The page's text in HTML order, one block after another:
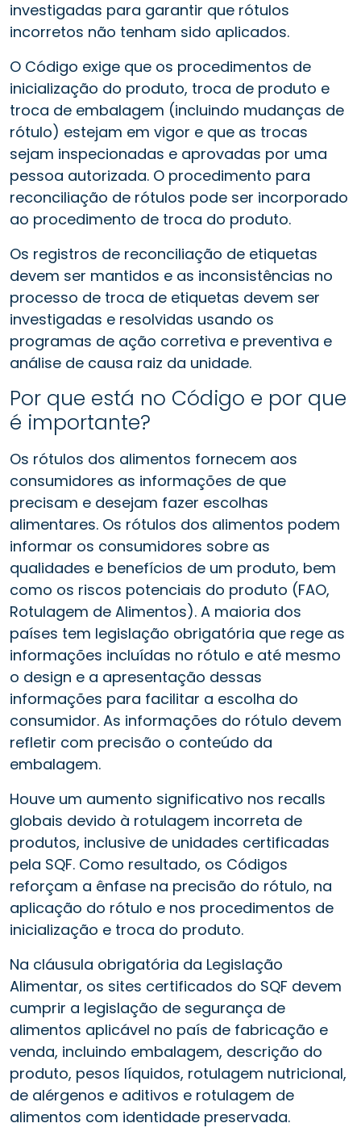
investigadas para garantir que rótulos
incorretos não tenham sido aplicados.
O Código exige que os procedimentos de
inicialização do produto, troca de produto e
troca de embalagem (incluindo mudanças de
rótulo) estejam em vigor e que as trocas
sejam inspecionadas e aprovadas por uma
pessoa autorizada. O procedimento para
reconciliação de rótulos pode ser incorporado
ao procedimento de troca do produto.
Os registros de reconciliação de etiquetas
devem ser mantidos e as inconsistências no
processo de troca de etiquetas devem ser
investigadas e resolvidas usando os
programas de ação corretiva e preventiva e
análise de causa raiz da unidade.
Por que está no Código e por que
é importante?
Os rótulos dos alimentos fornecem aos
consumidores as informações de que
precisam e desejam fazer escolhas
alimentares. Os rótulos dos alimentos podem
informar os consumidores sobre as
qualidades e benefícios de um produto, bem
como os riscos potenciais do produto (FAO,
Rotulagem de Alimentos). A maioria dos
países tem legislação obrigatória que rege as
informações incluídas no rótulo e até mesmo
o design e a apresentação dessas
informações para facilitar a escolha do
consumidor. As informações do rótulo devem
refletir com precisão o conteúdo da
embalagem.
Houve um aumento significativo nos recalls
globais devido à rotulagem incorreta de
produtos, inclusive de unidades certificadas
pela SQF. Como resultado, os Códigos
reforçam a ênfase na precisão do rótulo, na
aplicação do rótulo e nos procedimentos de
inicialização e troca do produto.
Na cláusula obrigatória da Legislação
Alimentar, os sites certificados do SQF devem
cumprir a legislação de segurança de
alimentos aplicável no país de fabricação e
venda, incluindo embalagem, descrição do
produto, pesos líquidos, rotulagem nutricional,
de alérgenos e aditivos e rotulagem de
alimentos com identidade preservada.